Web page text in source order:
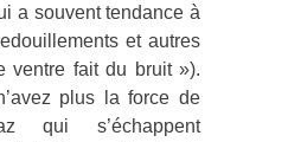
a souvent tendance à
et autres
ventre fait du bruit »).
plus la force de
qui s’échappent